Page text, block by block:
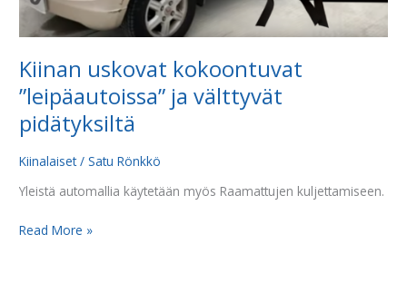
Kiinan uskovat kokoontuvat
”leipäautoissa” ja välttyvät
pidätyksiltä
Kiinalaiset/Satu Rönkkö
Yleistä automallia käytetään myös Raamattujen kuljettamiseen.
Read More »